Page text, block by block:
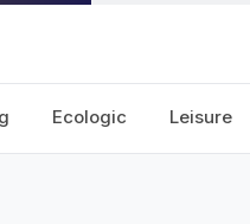
Ecologic Leisure